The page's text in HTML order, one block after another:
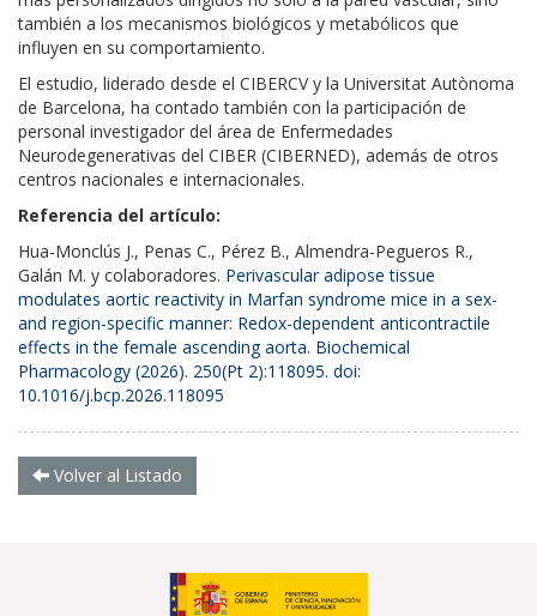
también a los mecanismos biológicos y metabólicos que
influyen en su comportamiento.
El estudio, liderado desde el CIBERCV y la Universitat Autònoma
de Barcelona, ha contado también con la participación de
personal investigador del área de Enfermedades
Neurodegenerativas del CIBER (CIBERNED), además de otros
centros nacionales e internacionales.
Referencia del artículo:
Hua-Monclús J., Penas C., Pérez B., Almendra-Pegueros R.,
Galán M. y colaboradores. Perivascular adipose tissue
modulates aortic reactivity in Marfan syndrome mice in a sex-
and region-specific manner: Redox-dependent anticontractile
effects in the female ascending aorta. Biochemical
Pharmacology (2026). 250(Pt 2):118095. doi:
10.1016/j.bcp.2026.118095
Volver al Listado